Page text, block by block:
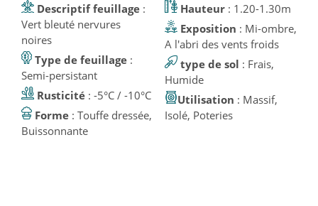
Descriptif feuillage :
Vert bleuté nervures
noires
Type de feuillage :
Semi-persistant
Rusticité : -5°C / -10°C
Forme : Touffe dressée,
Buissonnante
Hauteur: 1.20-1.30m
Exposition : Mi-ombre,
A l'abri des vents froids
type de sol : Frais,
Humide
Utilisation : Massif,
Isolé, Poteries